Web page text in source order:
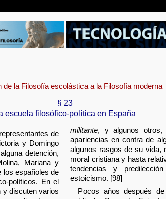
de la Filosofía escolástica a la Filosofía moderna
§ 23
escuela filosófico-política en España
de
y Domingo
detención,
Mariana y
los españoles de
políticos. En el
y discuten varios
militante, y algunos
apariencias en contra de
algunos rasgos de su vida,
moral cristiana y hasta
tendencias y
estoicismo. [98]
Pocos años después